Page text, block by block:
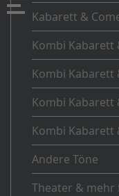
Kabarett &
Kombi Kabarett
Kombi Kabarett
Kombi Kabarett
Kombi Kabarett
Andere Töne
Theater & mehr